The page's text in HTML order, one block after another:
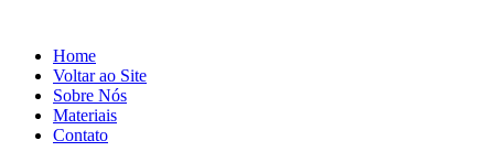
Home
Voltar ao Site
Sobre Nós
Materiais
Contato